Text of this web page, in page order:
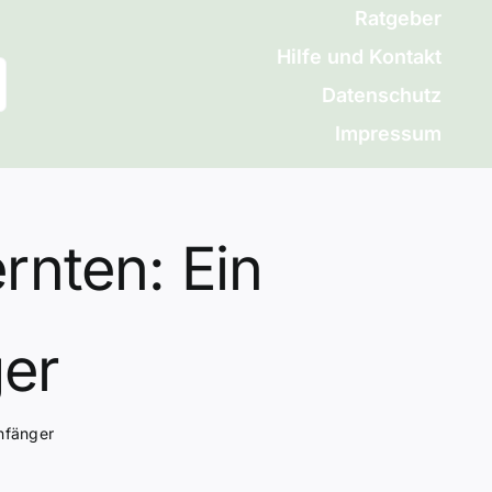
Ratgeber
Hilfe und Kontakt
Datenschutz
Impressum
Ein